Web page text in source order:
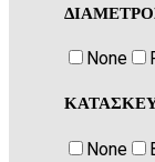
None
None